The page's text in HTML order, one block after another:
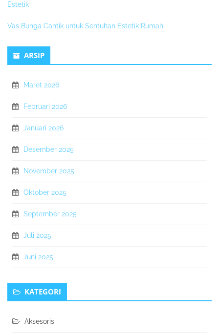
Estetik
Vas Bunga Cantik untuk Sentuhan Estetik Rumah
ARSIP
Maret 2026
Februari 2026
Januari 2026
Desember 2025
November 2025
Oktober 2025
September 2025
Juli 2025
Juni 2025
KATEGORI
Aksesoris